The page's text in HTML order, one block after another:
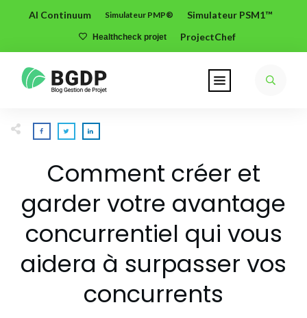
AI Continuum Simulateur PMP® Simulateur PSM1™
Healthcheck projet ProjectChef
Comment créer et
garder votre avantage
concurrentiel qui vous
aidera à surpasser vos
concurrents